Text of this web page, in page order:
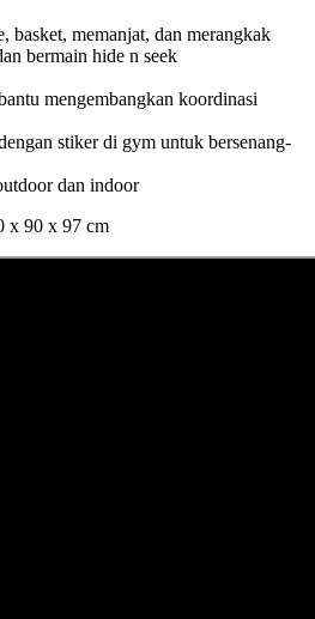
basket, memanjat, dan merangkak
bermain hide n seek
mengembangkan koordinasi
stiker di gym untuk bersenang-
dan indoor
x 90 x 97 cm